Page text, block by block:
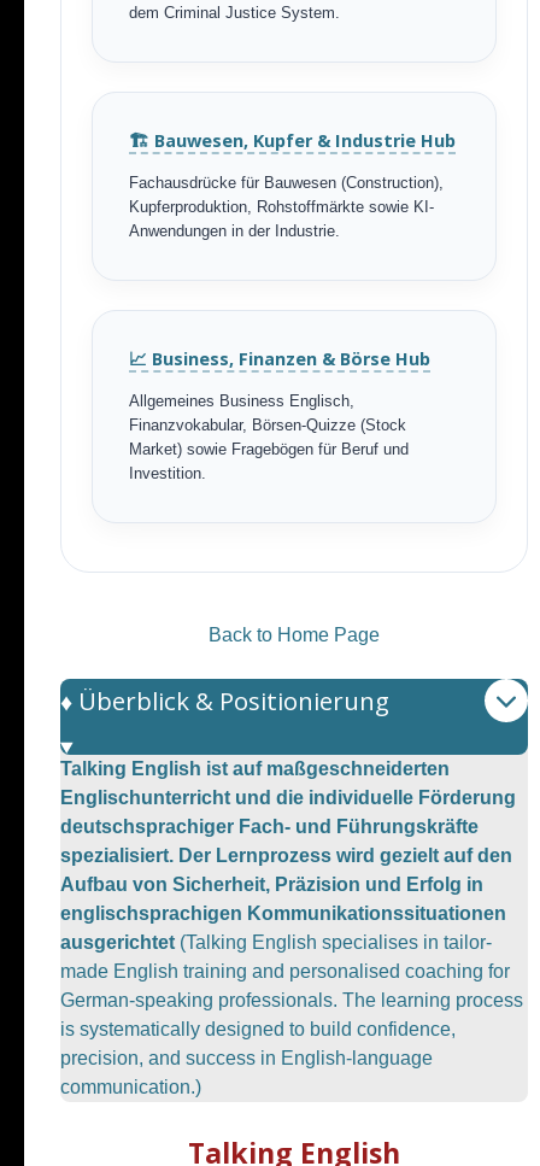
dem Criminal Justice System.
🏗️ Bauwesen, Kupfer & Industrie Hub
Fachausdrücke für Bauwesen (Construction),
Kupferproduktion, Rohstoffmärkte sowie KI-
Anwendungen in der Industrie.
📈 Business, Finanzen & Börse Hub
Allgemeines Business Englisch,
Finanzvokabular, Börsen-Quizze (Stock
Market) sowie Fragebögen für Beruf und
Investition.
Back to Home Page
♦️ Überblick & Positionierung
Talking English ist auf maßgeschneiderten
Englischunterricht und die individuelle Förderung
deutschsprachiger Fach- und Führungskräfte
spezialisiert. Der Lernprozess wird gezielt auf den
Aufbau von Sicherheit, Präzision und Erfolg in
englischsprachigen Kommunikationssituationen
ausgerichtet (Talking English specialises in tailor-
made English training and personalised coaching for
German-speaking professionals. The learning process
is systematically designed to build confidence,
precision, and success in English-language
communication.)
Talking English